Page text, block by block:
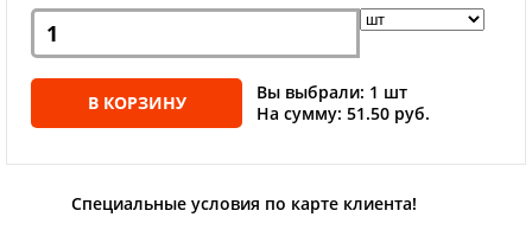
В КОРЗИНУ
Вы выбрали: 1 шт
На сумму: 51.50 руб.
Специальные условия по карте клиента!